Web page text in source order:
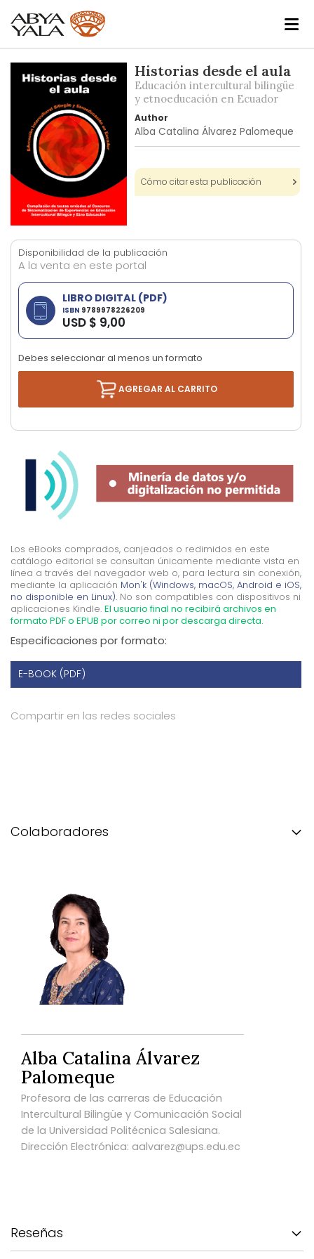
the
images
gallery
to
the
beginning
of
the
images
gallery
Historias desde el aula
Educación intercultural bilingüe
y etnoeducación en Ecuador
Author
Alba Catalina Álvarez Palomeque
Cómo citar esta publicación
Disponibilidad de la publicación
A la venta en este portal
LIBRO DIGITAL (PDF)
ISBN 9789978226209
USD $ 9,00
Debes seleccionar al menos un formato
AGREGAR AL CARRITO
Los eBooks comprados, canjeados o redimidos en este
catálogo editorial se consultan únicamente mediante vista en
línea a través del navegador web o, para lectura sin conexión,
mediante la aplicación Mon'k (Windows, macOS, Android e iOS,
no disponible en Linux). No son compatibles con dispositivos ni
aplicaciones Kindle. El usuario final no recibirá archivos en
formato PDF o EPUB por correo ni por descarga directa.
Especificaciones por formato:
E-BOOK (PDF)
Compartir en las redes sociales
Colaboradores
Alba Catalina Álvarez
Palomeque
Profesora de las carreras de Educación
Intercultural Bilingüe y Comunicación Social
de la Universidad Politécnica Salesiana.
Dirección Electrónica: aalvarez@ups.edu.ec
Reseñas